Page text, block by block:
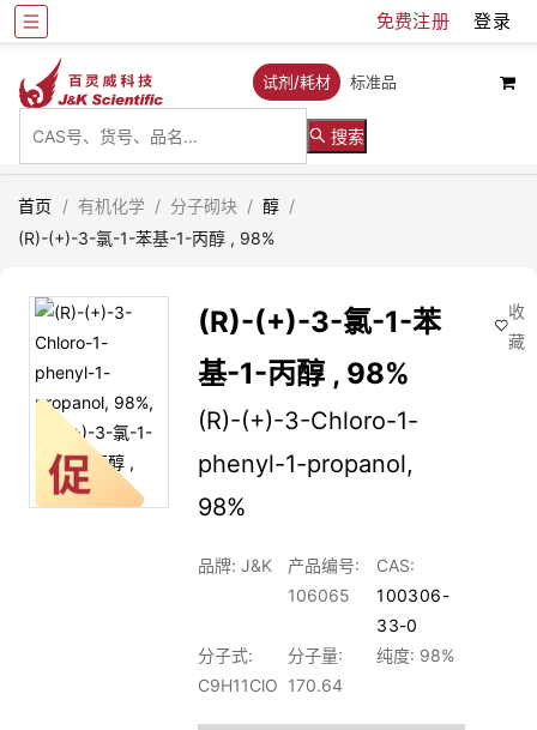
免费注册 登录
试剂/耗材 标准品
搜索
首页 / 有机化学 / 分子砌块 / 醇 /
(R)-(+)-3-氯-1-苯基-1-丙醇 , 98%
(R)-(+)-3-氯-1-苯
基-1-丙醇 , 98%
(R)-(+)-3-Chloro-1-
phenyl-1-propanol,
98%
品牌: J&K
产品编号:
106065
CAS:
100306-
33-0
分子式:
C9H11ClO
分子量:
170.64
纯度: 98%
收
藏